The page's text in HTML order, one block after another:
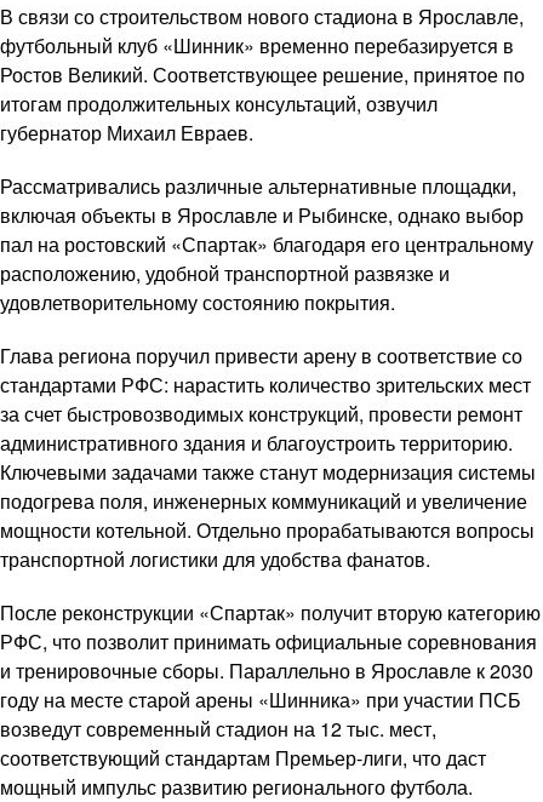
В связи со строительством нового стадиона в Ярославле,
футбольный клуб «Шинник» временно перебазируется в
Ростов Великий. Соответствующее решение, принятое по
итогам продолжительных консультаций, озвучил
губернатор Михаил Евраев.
Рассматривались различные альтернативные площадки,
включая объекты в Ярославле и Рыбинске, однако выбор
пал на ростовский «Спартак» благодаря его центральному
расположению, удобной транспортной развязке и
удовлетворительному состоянию покрытия.
Глава региона поручил привести арену в соответствие со
стандартами РФС: нарастить количество зрительских мест
за счет быстровозводимых конструкций, провести ремонт
административного здания и благоустроить территорию.
Ключевыми задачами также станут модернизация системы
подогрева поля, инженерных коммуникаций и увеличение
мощности котельной. Отдельно прорабатываются вопросы
транспортной логистики для удобства фанатов.
После реконструкции «Спартак» получит вторую категорию
РФС, что позволит принимать официальные соревнования
и тренировочные сборы. Параллельно в Ярославле к 2030
году на месте старой арены «Шинника» при участии ПСБ
возведут современный стадион на 12 тыс. мест,
соответствующий стандартам Премьер-лиги, что даст
мощный импульс развитию регионального футбола.